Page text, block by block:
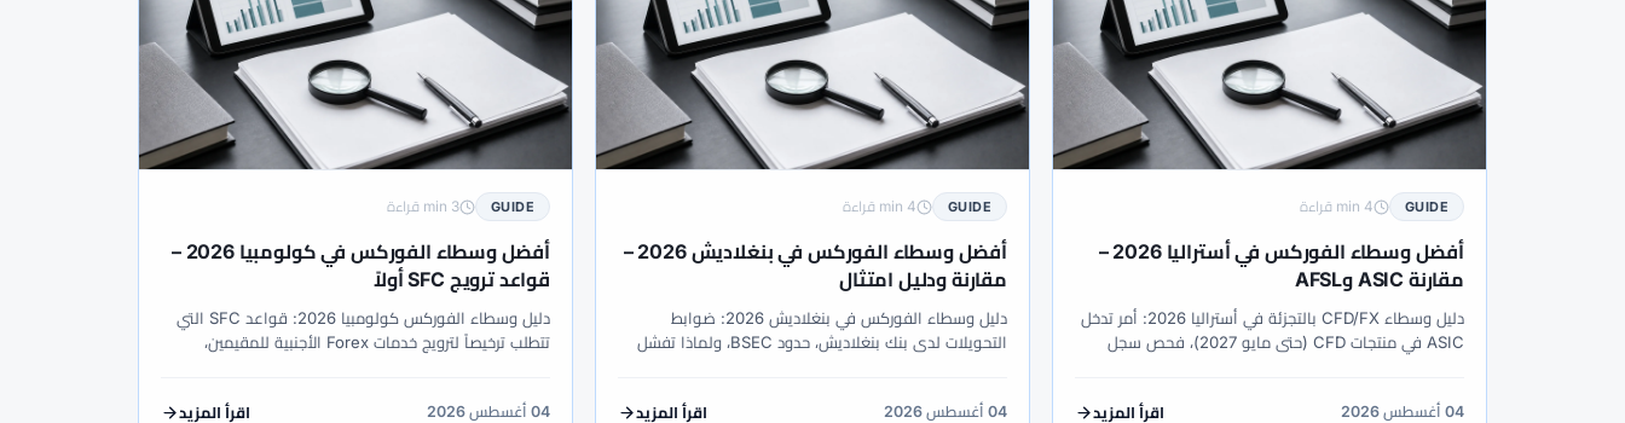
GUIDE 4 min قراءة
أفضل وسطاء الفوركس في أستراليا 2026 –
مقارنة ASIC وAFSL
دليل وسطاء CFD/FX بالتجزئة في أستراليا 2026: أمر تدخل
ASIC في منتجات CFD (حتى مايو 2027)، فحص سجل
04 أغسطس 2026 اقرأ المزيد
GUIDE 4 min قراءة
أفضل وسطاء الفوركس في بنغلاديش 2026 –
مقارنة ودليل امتثال
دليل وسطاء الفوركس في بنغلاديش 2026: ضوابط
التحويلات لدى بنك بنغلاديش، حدود BSEC، ولماذا تفشل
04 أغسطس 2026 اقرأ المزيد
GUIDE 3 min قراءة
أفضل وسطاء الفوركس في كولومبيا 2026 –
قواعد ترويج SFC أولاً
دليل وسطاء الفوركس كولومبيا 2026: قواعد SFC التي
تتطلب ترخيصاً لترويج خدمات Forex الأجنبية للمقيمين،
04 أغسطس 2026 اقرأ المزيد